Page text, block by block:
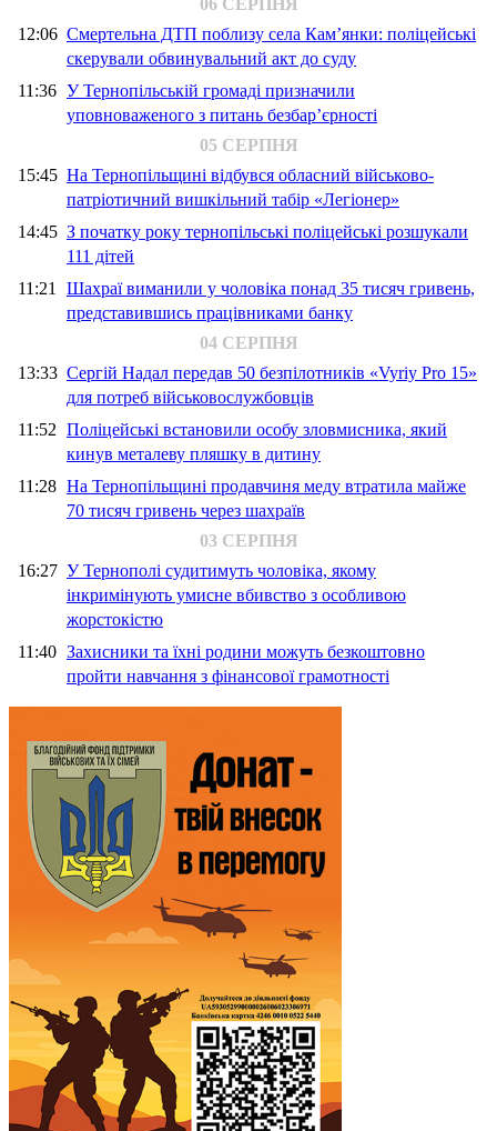
06 СЕРПНЯ
12:06 Смертельна ДТП поблизу села Кам’янки: поліцейські
скерували обвинувальний акт до суду
11:36 У Тернопільській громаді призначили
уповноваженого з питань безбар’єрності
05 СЕРПНЯ
15:45 На Тернопільщині відбувся обласний військово-
патріотичний вишкільний табір «Легіонер»
14:45 З початку року тернопільські поліцейські розшукали
111 дітей
11:21 Шахраї виманили у чоловіка понад 35 тисяч гривень,
представившись працівниками банку
04 СЕРПНЯ
13:33 Сергій Надал передав 50 безпілотників «Vyriy Pro 15»
для потреб військовослужбовців
11:52 Поліцейські встановили особу зловмисника, який
кинув металеву пляшку в дитину
11:28 На Тернопільщині продавчиня меду втратила майже
70 тисяч гривень через шахраїв
03 СЕРПНЯ
16:27 У Тернополі судитимуть чоловіка, якому
інкримінують умисне вбивство з особливою
жорстокістю
11:40 Захисники та їхні родини можуть безкоштовно
пройти навчання з фінансової грамотності